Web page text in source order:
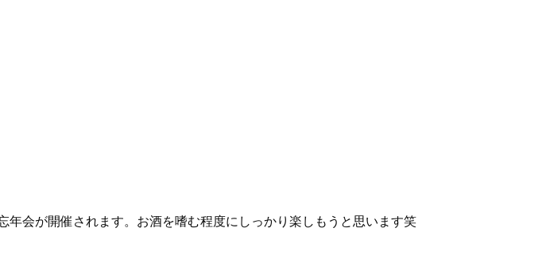
会が開催されます。お酒を嗜む程度にしっかり楽しもうと思います笑